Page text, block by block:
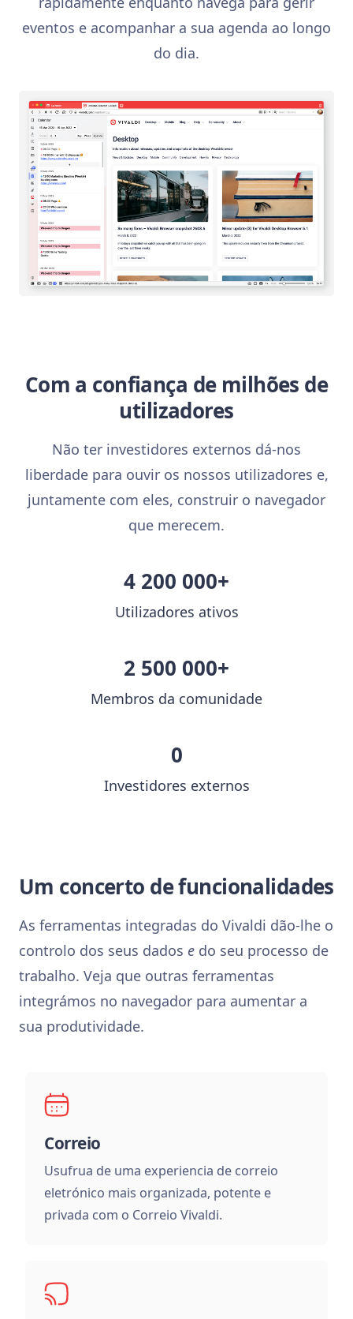
eventos e acompanhar a sua agenda ao longo
do dia.
Com a confiança de milhões de
utilizadores
Não ter investidores externos dá-nos
liberdade para ouvir os nossos utilizadores e,
juntamente com eles, construir o navegador
que merecem.
4 200 000+
Utilizadores ativos
2 500 000+
Membros da comunidade
0
Investidores externos
Um concerto de funcionalidades
As ferramentas integradas do Vivaldi dão-lhe o
controlo dos seus dados e do seu processo de
trabalho. Veja que outras ferramentas
integrámos no navegador para aumentar a
sua produtividade.
Correio
Usufrua de uma experiencia de correio
eletrónico mais organizada, potente e
privada com o Correio Vivaldi.